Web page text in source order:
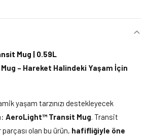
Mug | 0.59L
– Hareket Halindeki Yaşam İçin
yaşam tarzınızı destekleyecek
AeroLight™ Transit Mug. Transit
olan bu ürün, hafifliğiyle öne